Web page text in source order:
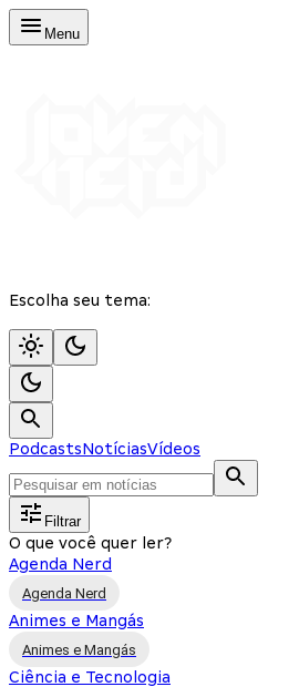
Menu
Escolha seu tema:
PodcastsNotíciasVídeos
Filtrar
O que você quer ler?
Agenda Nerd
Agenda Nerd
Animes e Mangás
Animes e Mangás
Ciência e Tecnologia